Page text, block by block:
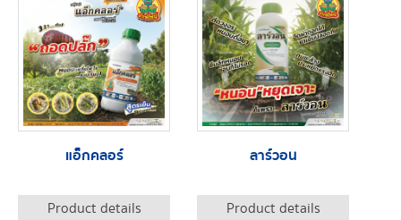
แอ็กคลอร์
Product details
ลาร์วอน
Product details